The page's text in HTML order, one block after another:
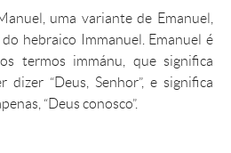
uma variante de Emanuel,
hebraico Immanuel. Emanuel é
termos immánu, que significa
dizer “Deus, Senhor”, e significa
“Deus conosco”.